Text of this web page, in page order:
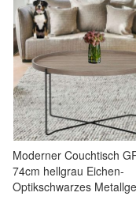
Moderner Couchtisch
74cm hellgrau Eichen-
Optikschwarzes